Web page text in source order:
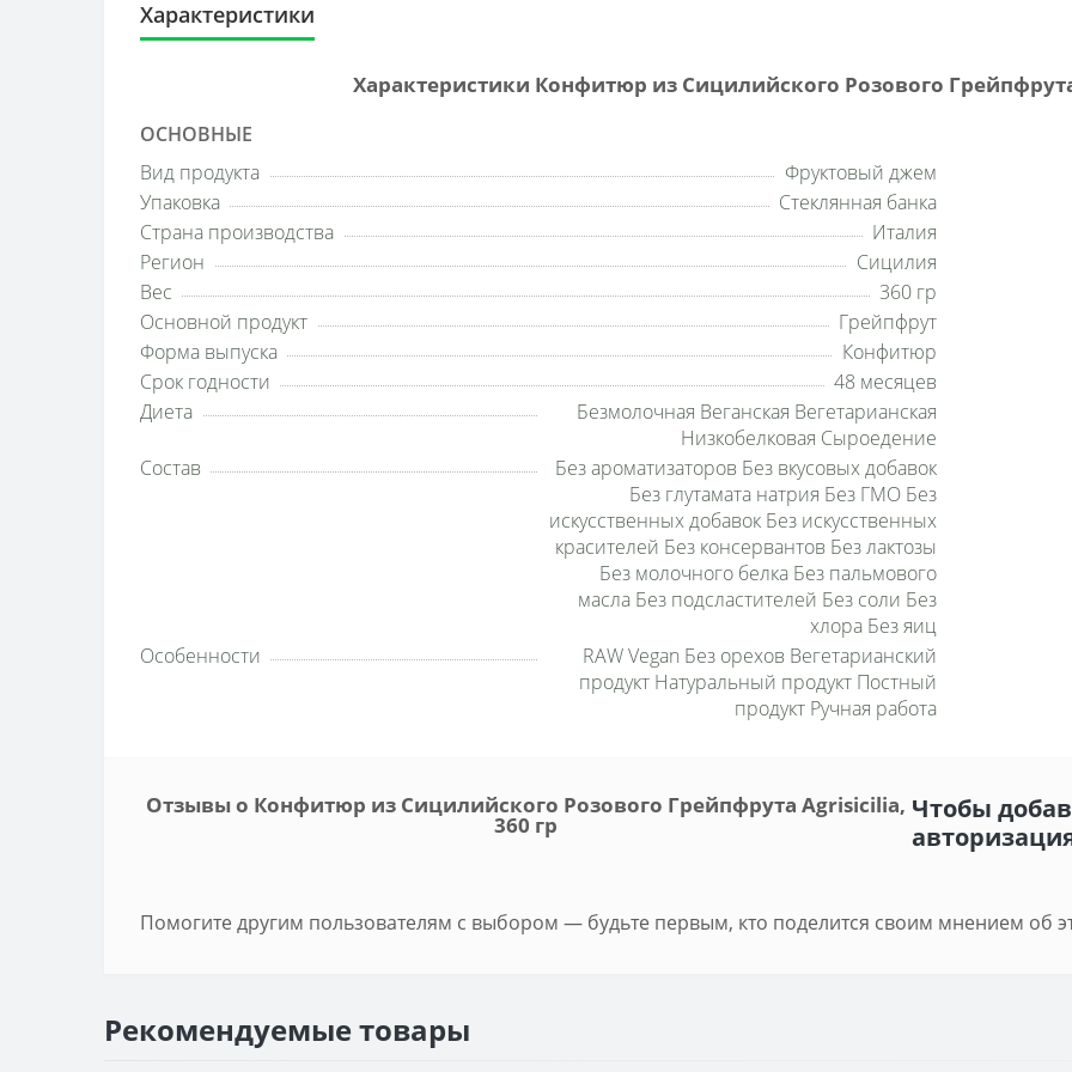
Характеристики
Характеристики Конфитюр из Сицилийского Розового
ОСНОВНЫЕ
Вид продукта
Фруктовый джем
Упаковка
Стеклянная банка
Страна производства
Италия
Регион
Сицилия
Вес
360 гр
Основной продукт
Грейпфрут
Форма выпуска
Конфитюр
Срок годности
48 месяцев
Диета
Безмолочная Веганская Вегетарианская
Низкобелковая Сыроедение
Состав
Без ароматизаторов Без вкусовых добавок
Без глутамата натрия Без ГМО Без
искусственных добавок Без искусственных
красителей Без консервантов Без лактозы
Без молочного белка Без пальмового
масла Без подсластителей Без соли Без
хлора Без яиц
Особенности
RAW Vegan Без орехов Вегетарианский
продукт Натуральный продукт Постный
продукт Ручная работа
Отзывы о Конфитюр из Сицилийского Розового Грейпфрута Agrisicilia,
360 гр
Чтобы
Помогите другим пользователям с выбором — будьте первым, кто поделится своим мнением об
Рекомендуемые товары